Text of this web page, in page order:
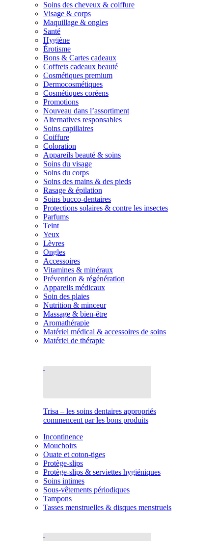
Soins des cheveux & coiffure
Visage & corps
Maquillage & ongles
Santé
Hygiène
Érotisme
Bons & Cartes cadeaux
Coffrets cadeaux beauté
Cosmétiques premium
Dermocosmétiques
Cosmétiques coréens
Promotions
Nouveau dans l’assortiment
Alternatives responsables
Soins capillaires
Coiffure
Coloration
Appareils beauté & soins
Soins du visage
Soins du corps
Soins des mains & des pieds
Rasage & épilation
Soins bucco-dentaires
Protections solaires & contre les insectes
Parfums
Teint
Yeux
Lèvres
Ongles
Accessoires
Vitamines & minéraux
Prévention & régénération
Appareils médicaux
Soin des plaies
Nutrition & minceur
Massage & bien-être
Aromathérapie
Matériel médical & accessoires de soins
Matériel de thérapie
Trisa – les soins dentaires appropriés
commencent par les bons produits
Incontinence
Mouchoirs
Ouate et coton-tiges
Protège-slips
Protège-slips & serviettes hygiéniques
Soins intimes
Sous-vêtements périodiques
Tampons
Tasses menstruelles & disques menstruels